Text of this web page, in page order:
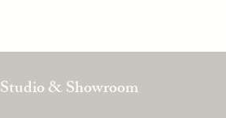
Studio & Showroom